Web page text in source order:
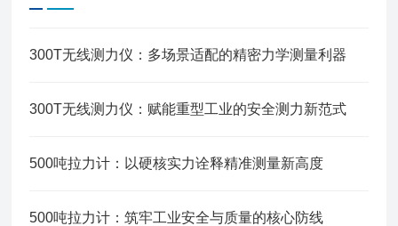
300T无线测力仪：多场景适配的精密力学测量利器
300T无线测力仪：赋能重型工业的安全测力新范式
500吨拉力计：以硬核实力诠释精准测量新高度
500吨拉力计：筑牢工业安全与质量的核心防线